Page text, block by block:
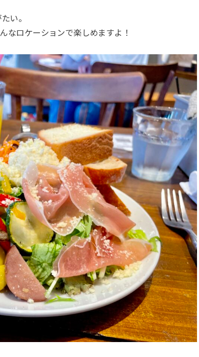
い。
なロケーションで楽しめますよ！